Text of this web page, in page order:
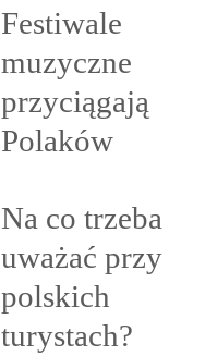
Festiwale
muzyczne
przyciągają
Polaków
Na co trzeba
uważać przy
polskich
turystach?